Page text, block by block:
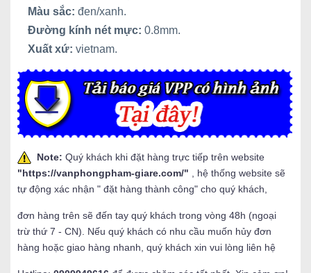
Màu sắc: đen/xanh.
Đường kính nét mực: 0.8mm.
Xuất xứ: vietnam.
Note: Quý khách khi đặt hàng trực tiếp trên website
"https://vanphongpham-giare.com/"
, hệ thống website sẽ
tự động xác nhận " đặt hàng thành công" cho quý khách,
đơn hàng trên sẽ đến tay quý khách trong vòng 48h (ngoại
trừ thứ 7 - CN). Nếu quý khách có nhu cầu muốn hủy đơn
hàng hoặc giao hàng nhanh, quý khách xin vui lòng liên hệ